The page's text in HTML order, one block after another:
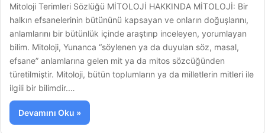
Mitoloji Terimleri Sözlüğü MİTOLOJİ HAKKINDA MİTOLOJİ: Bir
halkın efsanelerinin bütününü kapsayan ve onların doğuşlarını,
anlamlarını bir bütünlük içinde araştırıp inceleyen, yorumlayan
bilim. Mitoloji, Yunanca “söylenen ya da duyulan söz, masal,
efsane” anlamlarına gelen mit ya da mitos sözcüğünden
türetilmiştir. Mitoloji, bütün toplumların ya da milletlerin mitleri ile
ilgili bir bilimdir.…
Devamını Oku »